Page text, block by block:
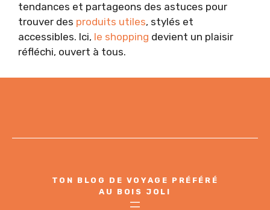
tendances et partageons des astuces pour
trouver des produits utiles, stylés et
accessibles. Ici, le shopping devient un plaisir
réfléchi, ouvert à tous.
TON BLOG DE VOYAGE PRÉFÉRÉ
AU BOIS JOLI